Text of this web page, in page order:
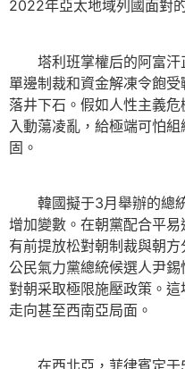
2022年亞太地域列國面對
塔利班掌權后的阿富汗
單邊制裁和資金解凍令飽受
落井下石。假如人性主義
入動蕩凌亂，給極端可怕
固。
韓國擬于3月舉辦的總統
增加變數。在朝黨配合平
有前提放松對朝制裁與朝
公民氣力黨總統候選人尹錫
對朝采取極限施壓政策。
走向甚至西南亞局面。